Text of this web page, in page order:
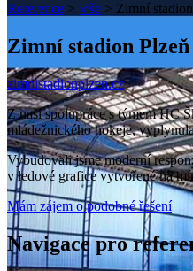
Reference > Vše > Zimní
Zimní stadion Plzeň
zimnistadionplzen.cz
Z naší spolupráce s týmem HC
mládežnického hokeje,
Vybudovali jsme moderní
v ledové grafice vytvořené na
Mám zájem o podobné řešení
Navigace pro